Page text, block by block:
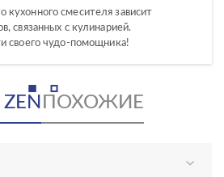
смесителя зависит
связанных с кулинарией.
своего чудо-помощника!
ZEN ПОХОЖИЕ